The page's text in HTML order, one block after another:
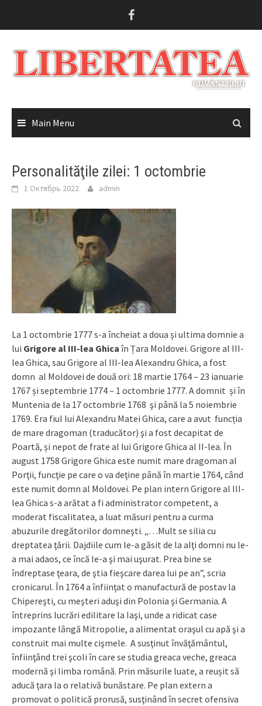
Main Menu
Personalităţile zilei: 1 octombrie
1 Октябрь 2022 admin
La 1 octombrie 1777 s-a încheiat a doua și ultima domnie a
lui Grigore al III-lea Ghica în Țara Moldovei. Grigore al III-
lea Ghica, sau Grigore al III-lea Alexandru Ghica, a fost
domn al Moldovei de două ori: 18 martie 1764 – 23 ianuarie
1767 și septembrie 1774 – 1 octombrie 1777. A domnit și în
Muntenia de la 17 octombrie 1768 şi până la 5 noiembrie
1769. Era fiul lui Alexandru Matei Ghica, care a avut funcția
de mare dragoman (traducător) şi a fost decapitat de
Poartă, și nepot de frate al lui Grigore Ghica al II-lea. În
august 1758 Grigore Ghica este numit mare dragoman al
Porţii, funcţie pe care o va deţine până în martie 1764, când
este numit domn al Moldovei. Pe plan intern Grigore al III-
lea Ghica s-a arătat a fi administrator competent, a
moderat fiscalitatea, a luat măsuri pentru a curma
abuzurile dregătorilor domneşti. „…Mult se silia cu
dreptatea ţării. Dajdiile cum le-a găsit de la alţi domni nu le-
a mai adaos, ce încă le-a şi mai uşurat. Prea bine se
îndreptase ţeara, de ştia fieşcare darea lui pe an”, scria
cronicarul. În 1764 a înfiinţat o manufactură de postav la
Chipereşti, cu meşteri aduşi din Polonia şi Germania. A
întreprins lucrări edilitare la Iaşi, unde a ridicat case
impozante lângă Mitropolie, a alimentat oraşul cu apă şi a
construit mai multe cişmele. A susţinut învăţământul,
înfiinţând trei şcoli în care se studia greaca veche, greaca
modernă şi limba română. Prin măsurile luate, a reușit să
aducă țara la o relativă bunăstare. Pe plan extern a
promovat o politică prorusă, susţinând în secret ofensiva